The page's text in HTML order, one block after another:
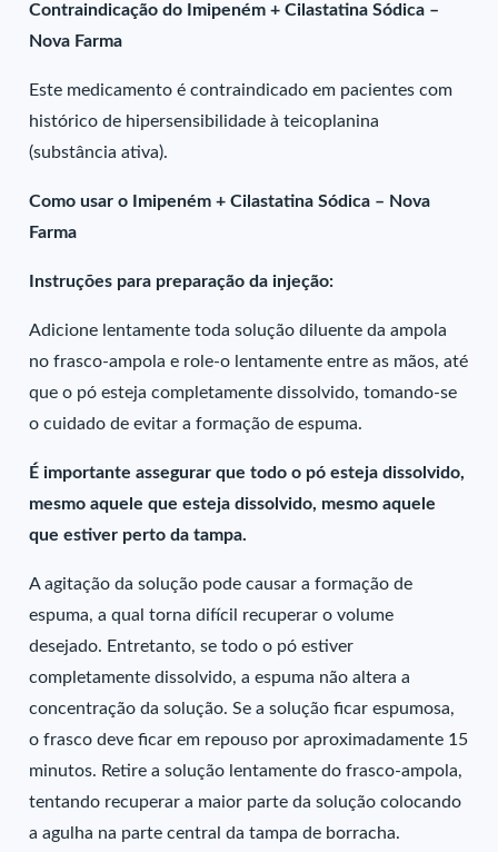
Contraindicação do Imipeném + Cilastatina Sódica –
Nova Farma
Este medicamento é contraindicado em pacientes com
histórico de hipersensibilidade à teicoplanina
(substância ativa).
Como usar o Imipeném + Cilastatina Sódica – Nova
Farma
Instruções para preparação da injeção:
Adicione lentamente toda solução diluente da ampola
no frasco-ampola e role-o lentamente entre as mãos, até
que o pó esteja completamente dissolvido, tomando-se
o cuidado de evitar a formação de espuma.
É importante assegurar que todo o pó esteja dissolvido,
mesmo aquele que esteja dissolvido, mesmo aquele
que estiver perto da tampa.
A agitação da solução pode causar a formação de
espuma, a qual torna difícil recuperar o volume
desejado. Entretanto, se todo o pó estiver
completamente dissolvido, a espuma não altera a
concentração da solução. Se a solução ficar espumosa,
o frasco deve ficar em repouso por aproximadamente 15
minutos. Retire a solução lentamente do frasco-ampola,
tentando recuperar a maior parte da solução colocando
a agulha na parte central da tampa de borracha.